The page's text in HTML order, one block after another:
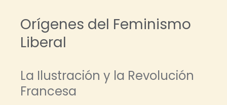
Orígenes del Feminismo
Liberal
La Ilustración y la Revolución
Francesa